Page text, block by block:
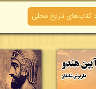
کتاب‌های تاریخ محلی